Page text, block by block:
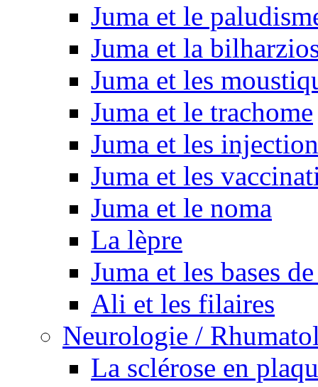
Juma et le
Juma et la
Juma et les
Juma et le trachome
Juma et les
Juma et les
Juma et le noma
La lèpre
Juma et les bases
Ali et les filaires
Neurologie /
La sclérose en